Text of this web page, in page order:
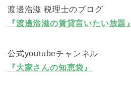
渡邊浩滋 税理士のブログ
『渡邊浩滋の賃貸言いたい放題』
公式youtubeチャンネル
『大家さんの知恵袋』